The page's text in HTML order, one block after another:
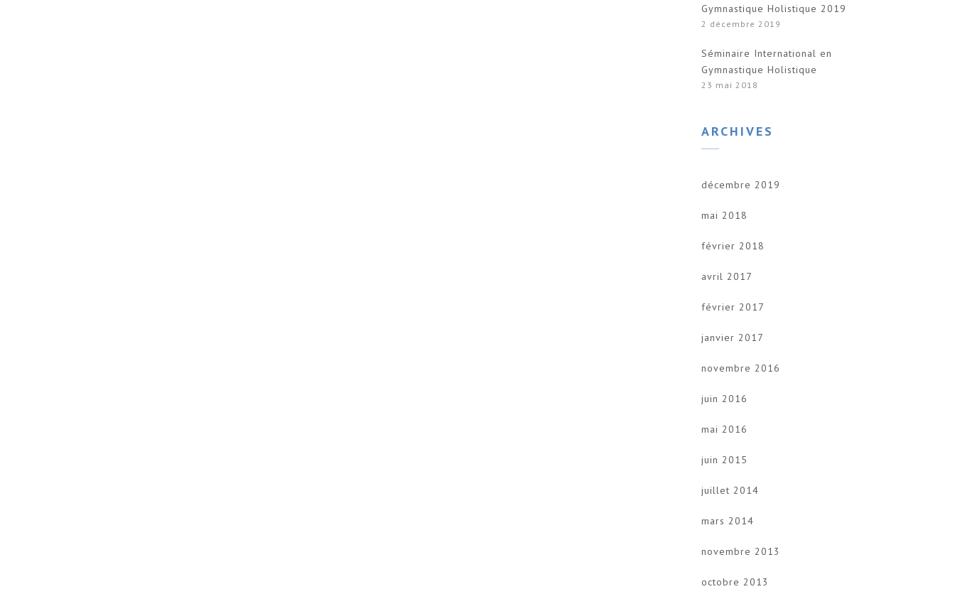
Gymnastique Holistique 2019
2 décembre 2019
Séminaire International en
Gymnastique Holistique
23 mai 2018
ARCHIVES
décembre 2019
mai 2018
février 2018
avril 2017
février 2017
janvier 2017
novembre 2016
juin 2016
mai 2016
juin 2015
juillet 2014
mars 2014
novembre 2013
octobre 2013